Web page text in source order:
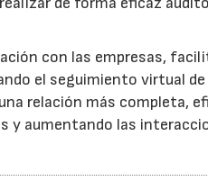
con las empresas,
el seguimiento virtual de
relación más completa,
y aumentando las